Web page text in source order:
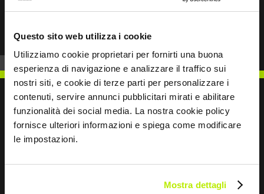
Questo sito web utilizza i cookie
Utilizziamo cookie proprietari per fornirti una buona
esperienza di navigazione e analizzare il traffico sui
nostri siti, e cookie di terze parti per personalizzare i
contenuti, servire annunci pubblicitari mirati e abilitare
funzionalità dei social media. La nostra cookie policy
fornisce ulteriori informazioni e spiega come modificare
le impostazioni.
Mostra dettagli